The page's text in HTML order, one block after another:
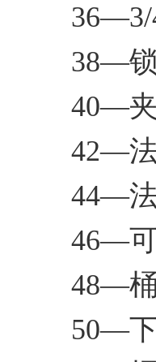
36—3/
38—
40—
42—法
44—法
46—
48—
50—